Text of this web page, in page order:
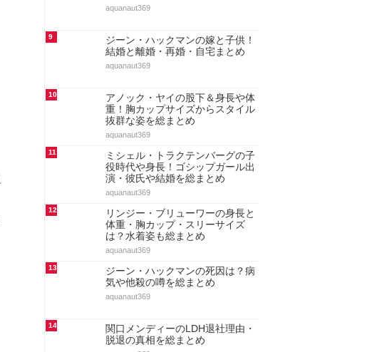
aquanaut369
9
ジーン・ハックマンの嫁と子供！
結婚と離婚・再婚・自宅まとめ
aquanaut369
10
アノック・ヤイの股下＆身長や体
重！胸カップサイズからスタイル
抜群な姿を総まとめ
aquanaut369
11
ミシェル・トラクテンバーグの子
役時代や身長！ゴシップガール出
演・彼氏や結婚を総まとめ
aquanaut369
12
リンジー・ブリューワーの身長と
体重・胸カップ・スリーサイズ
は？水着姿も総まとめ
aquanaut369
13
ジーン・ハックマンの死因は？病
気や他殺の噂を総まとめ
aquanaut369
14
関口メンディーのLDH退社理由・
脱退の真相を総まとめ